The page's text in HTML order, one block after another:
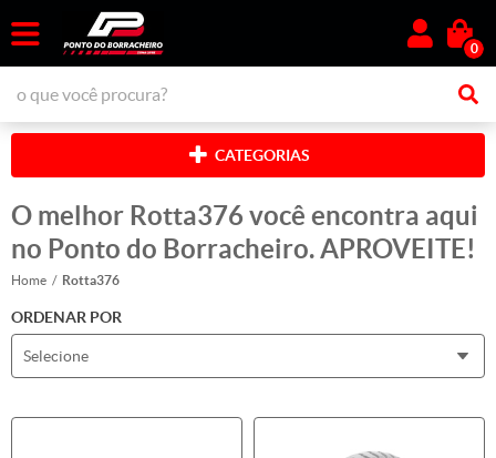
0
CATEGORIAS
O melhor Rotta376 você encontra aqui
no Ponto do Borracheiro. APROVEITE!
Home Rotta376
ORDENAR POR
Selecione